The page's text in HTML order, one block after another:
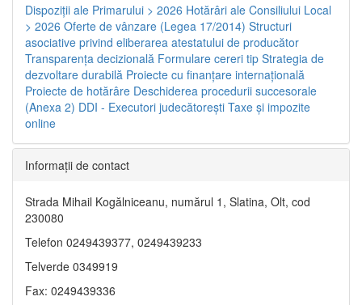
Dispoziţii ale Primarului > 2026 Hotărâri ale Consiliului Local
> 2026 Oferte de vânzare (Legea 17/2014) Structuri
asociative privind eliberarea atestatului de producător
Transparenţa decizională Formulare cereri tip Strategia de
dezvoltare durabilă Proiecte cu finanţare internaţională
Proiecte de hotărâre Deschiderea procedurii succesorale
(Anexa 2) DDI - Executori judecătorești Taxe şi impozite
online
Informaţii de contact
Strada Mihail Kogălniceanu, numărul 1, Slatina, Olt, cod
230080
Telefon 0249439377, 0249439233
Telverde 0349919
Fax: 0249439336